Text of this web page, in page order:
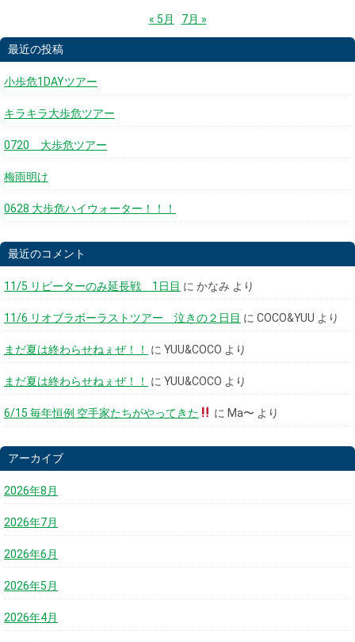
« 5月 7月 »
最近の投稿
小歩危1DAYツアー
キラキラ大歩危ツアー
0720 大歩危ツアー
梅雨明け
0628 大歩危ハイウォーター！！！
最近のコメント
11/5 リピーターのみ延長戦 1日目 に かなみ より
11/6 リオブラボーラストツアー 泣きの２日目 に COCO&YUU より
まだ夏は終わらせねぇぜ！！ に YUU&COCO より
まだ夏は終わらせねぇぜ！！ に YUU&COCO より
6/15 毎年恒例 空手家たちがやってきた に Ma〜 より
アーカイブ
2026年8月
2026年7月
2026年6月
2026年5月
2026年4月